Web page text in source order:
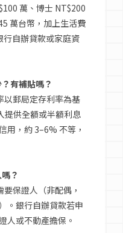
萬、博士 NT$200
萬台幣，加上生活費
行自辦貸款或家庭資
有補貼嗎？
以郵局定存利率為基
提供全額或半額利息
用，約 3–6% 不等，
？
保證人（非配偶，
。銀行自辦貸款若申
人或不動產擔保。